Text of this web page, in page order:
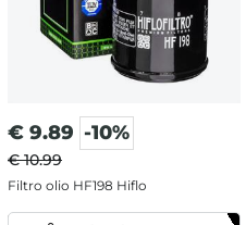
€ 9.89 -10%
€ 10.99
Filtro olio HF198 Hiflo